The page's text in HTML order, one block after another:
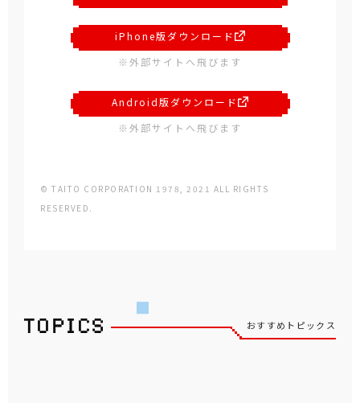
iPhone版ダウンロード
※外部サイトへ飛びます
Android版ダウンロード
※外部サイトへ飛びます
© TAITO CORPORATION 1978, 2021 ALL RIGHTS
RESERVED.
おすすめトピックス